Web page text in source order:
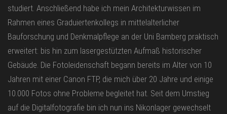
studiert. Anschließend habe ich mein Architekturwissen im
Rahmen eines Graduiertenkollegs in mittelalterlicher
Bauforschung und Denkmalpflege an der Uni Bamberg praktisch
erweitert: bis hin zum lasergestützten Aufmaß historischer
Gebäude. Die Fotoleidenschaft begann bereits im Alter von 10
Jahren mit einer Canon FTP, die mich über 20 Jahre und einige
10.000 Fotos ohne Probleme begleitet hat. Seit dem Umstieg
auf die Digitalfotografie bin ich nun ins Nikonlager gewechselt